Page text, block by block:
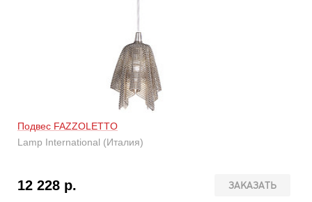
Подвес FAZZOLETTO
Lamp International (Италия)
ЗАКАЗАТЬ
12 228 р.